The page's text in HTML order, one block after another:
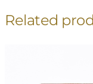
i
Related